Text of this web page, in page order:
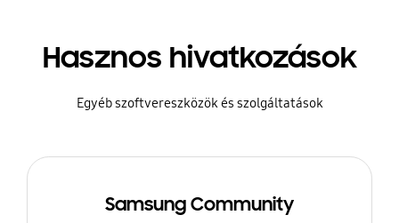
Hasznos hivatkozások
Egyéb szoftvereszközök és szolgáltatások
Samsung Community